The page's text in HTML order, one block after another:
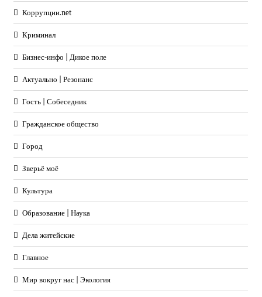
Коррупции.net
Криминал
Бизнес-инфо | Дикое поле
Актуально | Резонанс
Гость | Собеседник
Гражданское общество
Город
Зверьё моё
Культура
Образование | Наука
Дела житейские
Главное
Мир вокруг нас | Экология